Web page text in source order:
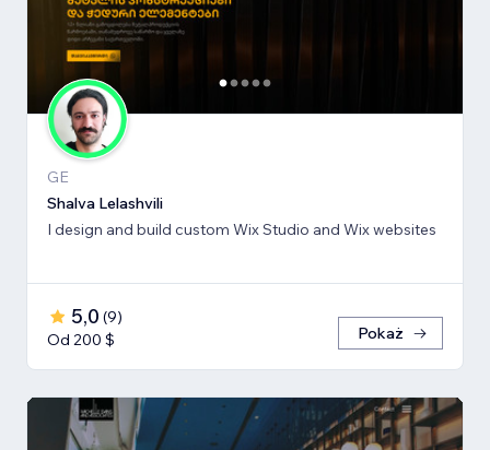
GE
Shalva Lelashvili
I design and build custom Wix Studio and Wix websites
5,0 (9)
Od 200 $
Pokaż